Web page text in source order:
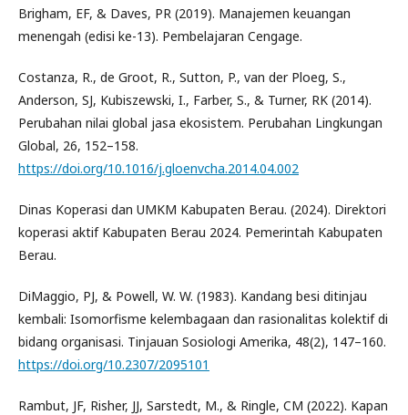
Brigham, EF, & Daves, PR (2019). Manajemen keuangan
menengah (edisi ke-13). Pembelajaran Cengage.
Costanza, R., de Groot, R., Sutton, P., van der Ploeg, S.,
Anderson, SJ, Kubiszewski, I., Farber, S., & Turner, RK (2014).
Perubahan nilai global jasa ekosistem. Perubahan Lingkungan
Global, 26, 152–158.
https://doi.org/10.1016/j.gloenvcha.2014.04.002
Dinas Koperasi dan UMKM Kabupaten Berau. (2024). Direktori
koperasi aktif Kabupaten Berau 2024. Pemerintah Kabupaten
Berau.
DiMaggio, PJ, & Powell, W. W. (1983). Kandang besi ditinjau
kembali: Isomorfisme kelembagaan dan rasionalitas kolektif di
bidang organisasi. Tinjauan Sosiologi Amerika, 48(2), 147–160.
https://doi.org/10.2307/2095101
Rambut, JF, Risher, JJ, Sarstedt, M., & Ringle, CM (2022). Kapan